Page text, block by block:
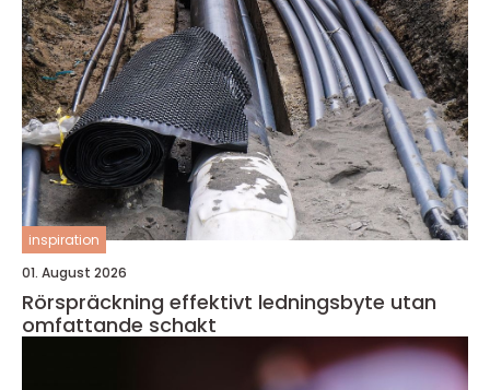
inspiration
01. August 2026
Rörspräckning effektivt ledningsbyte utan
omfattande schakt